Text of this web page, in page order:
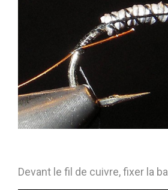
Devant le fil de cuivre, fixer la